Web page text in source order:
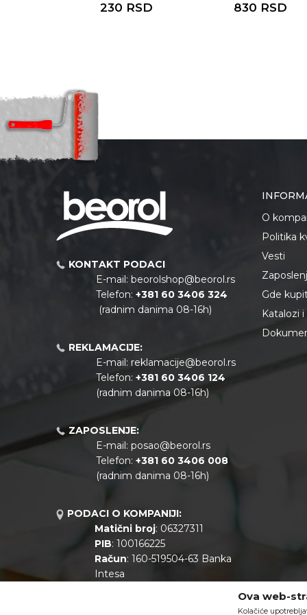
230 RSD 830 RSD
KONTAKT PODACI
E-mail: beorolshop@beorol.rs
Telefon: +381 60 3406 324
(radnim danima 08-16h)
REKLAMACIJE:
E-mail: reklamacije@beorol.rs
Telefon: +381 60 3406 124
(radnim danima 08-16h)
ZAPOSLENJE:
E-mail: posao@beorol.rs
Telefon: +381 60 3406 008
(radnim danima 08-16h)
PODACI O KOMPANIJI:
Matični broj: 06327311
PIB: 100166225
Račun: 160-519504-63 Banka
Intesa
O
Politika
Vesti
Gde
Katalozi
Ova web-
Kolačiće